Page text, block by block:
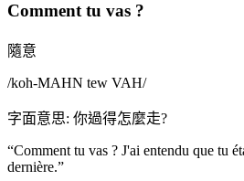
Comment tu vas ?
隨意
/koh-MAHN tew VAH/
字面意思: 你過得怎麼走?
“Comment tu vas ? J'ai entendu que tu
dernière.”